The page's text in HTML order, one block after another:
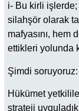
i- Bu kirli işlerde;
silahşör olarak
mafyasını, hem
ettikleri yolunda
Şimdi soruyoruz:
Hükümet
strateji